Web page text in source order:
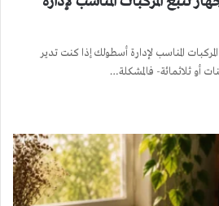
المناسب لإدارة أسطولك إذا كنت تدير
أو ثلاثمائة- فالمشكلة…